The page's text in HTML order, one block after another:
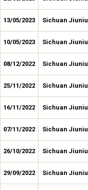
13/05/2023 Sichuan Jiuniu
10/05/2023 Sichuan Jiuniu
08/12/2022 Sichuan Jiuniu
25/11/2022 Sichuan Jiuniu
16/11/2022 Sichuan Jiuniu
07/11/2022 Sichuan Jiuniu
26/10/2022 Sichuan Jiuniu
29/09/2022 Sichuan Jiuniu